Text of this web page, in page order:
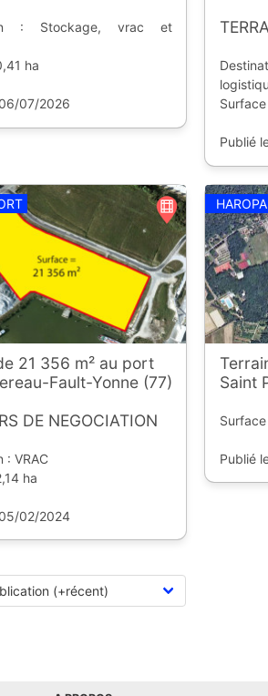
: Stockage, vrac et
ha
07/2026
Publié
21 356 m² au port
Fault-Yonne (77)
DE NEGOCIATION
: VRAC
ha
02/2024
Saint
Publié